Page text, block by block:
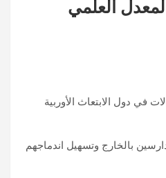
العلمي
في دول الابتعاث الأوربية
بالخارج وتسهيل اندماجهم